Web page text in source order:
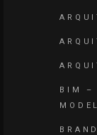
BIM –